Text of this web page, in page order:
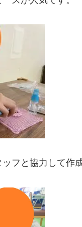
フと協力して作